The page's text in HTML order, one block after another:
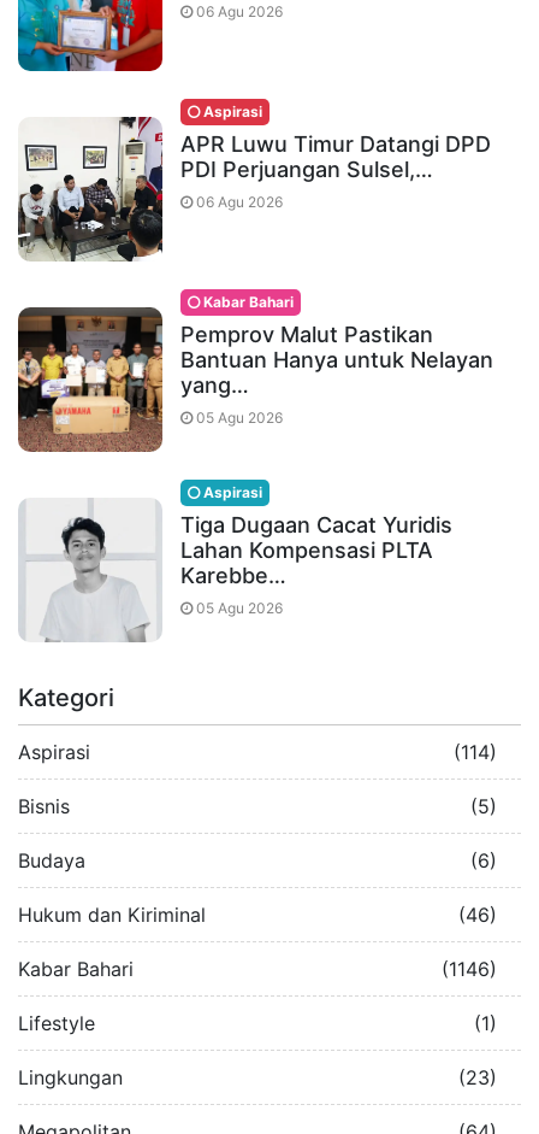
06 Agu 2026
Aspirasi
APR Luwu Timur Datangi DPD
PDI Perjuangan Sulsel,…
06 Agu 2026
Kabar Bahari
Pemprov Malut Pastikan
Bantuan Hanya untuk Nelayan
yang…
05 Agu 2026
Aspirasi
Tiga Dugaan Cacat Yuridis
Lahan Kompensasi PLTA
Karebbe…
05 Agu 2026
Kategori
Aspirasi (114)
Bisnis (5)
Budaya (6)
Hukum dan Kiriminal (46)
Kabar Bahari (1146)
Lifestyle (1)
Lingkungan (23)